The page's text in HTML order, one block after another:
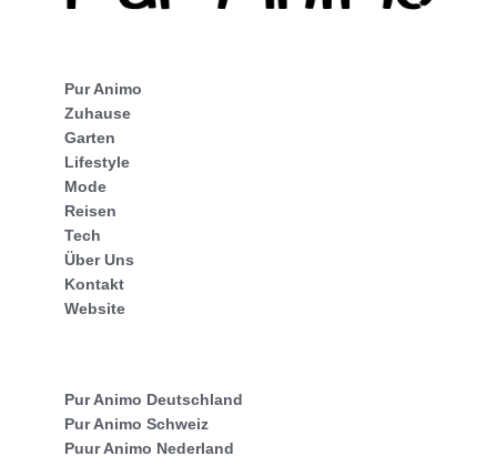
Pur Animo
Zuhause
Garten
Lifestyle
Mode
Reisen
Tech
Über Uns
Kontakt
Website
Pur Animo Deutschland
Pur Animo Schweiz
Puur Animo Nederland